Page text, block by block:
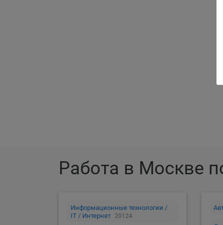
Работа в Москве
Информационные технологии /
IT / Интернет
20124